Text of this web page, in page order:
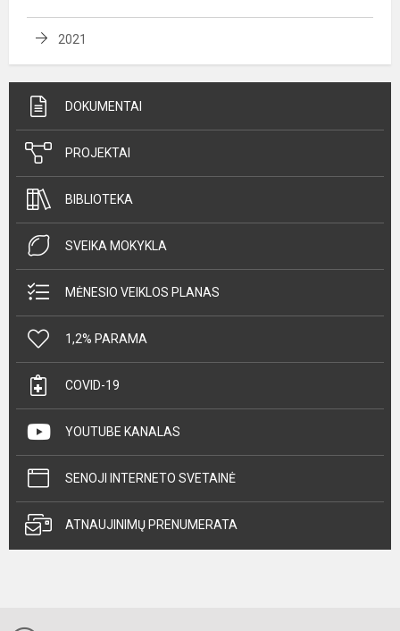
2021
DOKUMENTAI
PROJEKTAI
BIBLIOTEKA
SVEIKA MOKYKLA
MĖNESIO VEIKLOS PLANAS
1,2% PARAMA
COVID-19
YOUTUBE KANALAS
SENOJI INTERNETO SVETAINĖ
ATNAUJINIMŲ PRENUMERATA